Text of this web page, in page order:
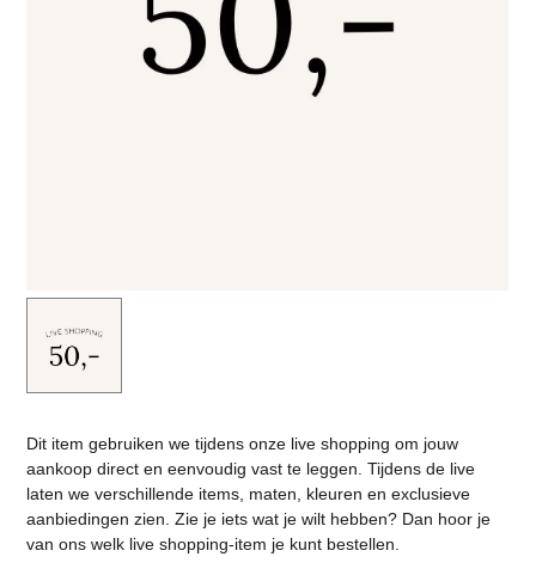
Dit item gebruiken we tijdens onze live shopping om jouw
aankoop direct en eenvoudig vast te leggen. Tijdens de live
laten we verschillende items, maten, kleuren en exclusieve
aanbiedingen zien. Zie je iets wat je wilt hebben? Dan hoor je
van ons welk live shopping-item je kunt bestellen.